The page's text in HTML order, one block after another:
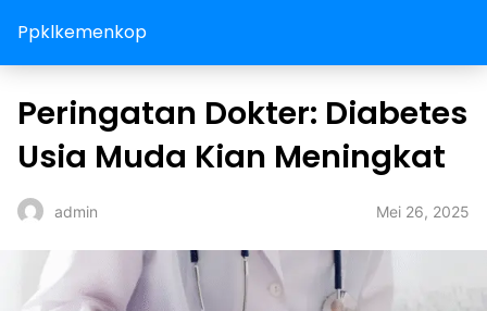
Ppklkemenkop
Peringatan Dokter: Diabetes
Usia Muda Kian Meningkat
admin Mei 26, 2025